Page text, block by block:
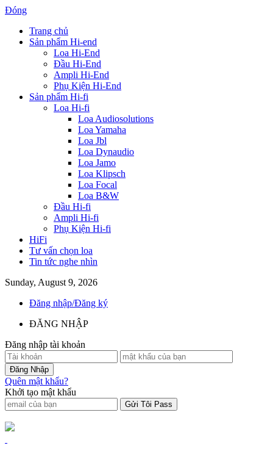
Đóng
Trang chủ
Sản phẩm Hi-end
Loa Hi-End
Đầu Hi-End
Ampli Hi-End
Phụ Kiện Hi-End
Sản phẩm Hi-fi
Loa Hi-fi
Loa Audiosolutions
Loa Yamaha
Loa Jbl
Loa Dynaudio
Loa Jamo
Loa Klipsch
Loa Focal
Loa B&W
Đầu Hi-fi
Ampli Hi-fi
Phụ Kiện Hi-fi
HiFi
Tư vấn chọn loa
Tin tức nghe nhìn
Sunday, August 9, 2026
Đăng nhập/Đăng ký
ĐĂNG NHẬP
Đăng nhập tài khoản
Quên mật khẩu?
Khởi tạo mật khẩu